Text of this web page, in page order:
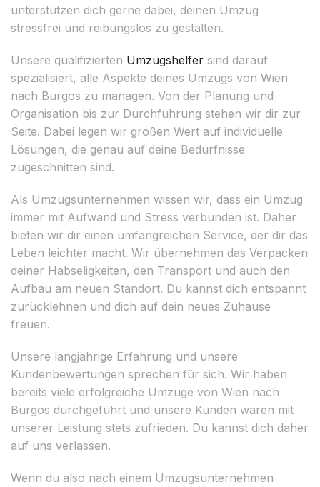
unterstützen dich gerne dabei, deinen Umzug
stressfrei und reibungslos zu gestalten.
Unsere qualifizierten Umzugshelfer sind darauf
spezialisiert, alle Aspekte deines Umzugs von Wien
nach Burgos zu managen. Von der Planung und
Organisation bis zur Durchführung stehen wir dir zur
Seite. Dabei legen wir großen Wert auf individuelle
Lösungen, die genau auf deine Bedürfnisse
zugeschnitten sind.
Als Umzugsunternehmen wissen wir, dass ein Umzug
immer mit Aufwand und Stress verbunden ist. Daher
bieten wir dir einen umfangreichen Service, der dir das
Leben leichter macht. Wir übernehmen das Verpacken
deiner Habseligkeiten, den Transport und auch den
Aufbau am neuen Standort. Du kannst dich entspannt
zurücklehnen und dich auf dein neues Zuhause
freuen.
Unsere langjährige Erfahrung und unsere
Kundenbewertungen sprechen für sich. Wir haben
bereits viele erfolgreiche Umzüge von Wien nach
Burgos durchgeführt und unsere Kunden waren mit
unserer Leistung stets zufrieden. Du kannst dich daher
auf uns verlassen.
Wenn du also nach einem Umzugsunternehmen